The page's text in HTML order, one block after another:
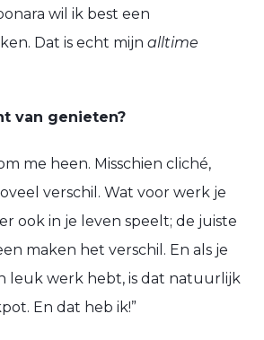
wil ik best een
Dat is echt mijn alltime
van genieten?
me heen. Misschien cliché,
verschil. Wat voor werk je
ook in je leven speelt; de juiste
maken het verschil. En als je
leuk werk hebt, is dat natuurlijk
En dat heb ik!”